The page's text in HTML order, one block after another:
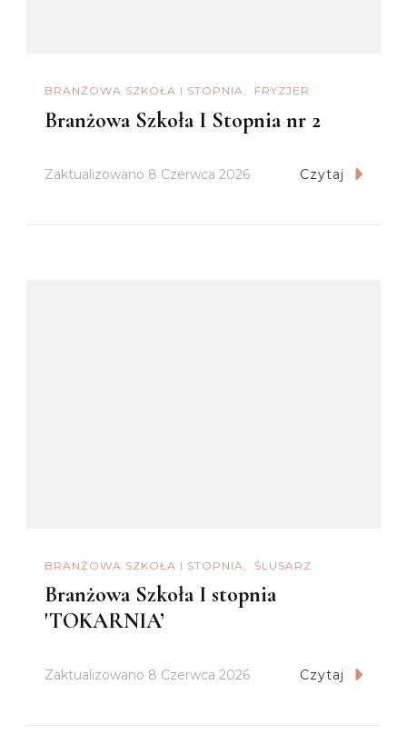
BRANŻOWA SZKOŁA I STOPNIA FRYZJER
Branżowa Szkoła I Stopnia nr 2
Zaktualizowano 8 Czerwca 2026 Czytaj
BRANŻOWA SZKOŁA I STOPNIA ŚLUSARZ
Branżowa Szkoła I stopnia
'TOKARNIA’
Zaktualizowano 8 Czerwca 2026 Czytaj